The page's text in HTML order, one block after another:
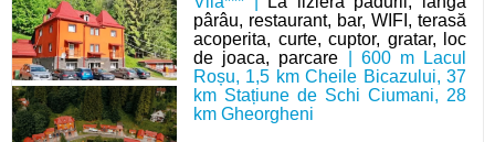
pârâu, restaurant, bar, WIFI, terasă
acoperita, curte, cuptor, gratar, loc
de joaca, parcare | 600 m Lacul
Roșu, 1,5 km Cheile Bicazului, 37
km Stațiune de Schi Ciumani, 28
km Gheorgheni